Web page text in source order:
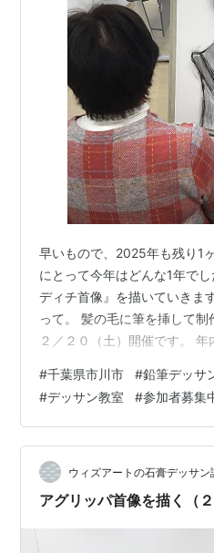
早いもので、2025年も残り1
にとって今年はどんな1年で
ディチ首像』を描いていきま
って。 髪の毛に筆を挿して制
２／２０（土）開催です。
いいたします。 withart-
大歓迎！ 皆様のご参加を心よ
ーーーー 各種SNSやってま
願いします☆ ▼X（Twitter）
https://twitter.com/witha…
#千葉県市川市 #鉛筆デッサ
#デッサン教室 #参加者募集
ウィズアートの石膏デッサン
アグリッパ首像を描く（２